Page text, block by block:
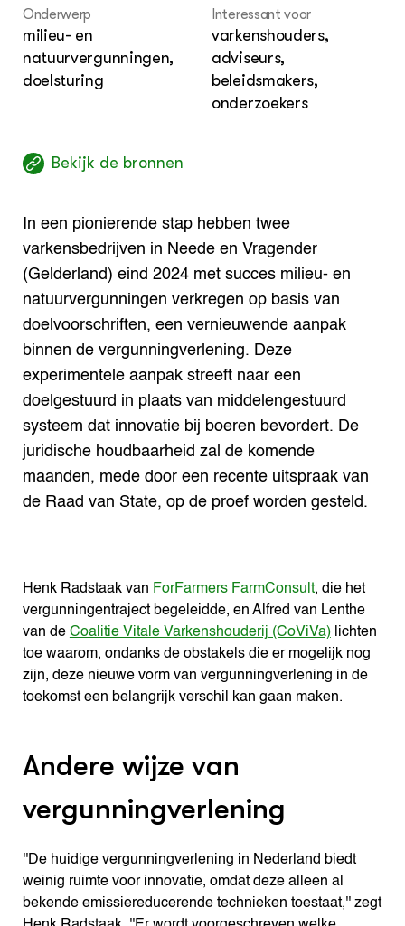
Onderwerp
milieu- en
natuurvergunningen,
doelsturing
Interessant voor
varkenshouders,
adviseurs,
beleidsmakers,
onderzoekers
Bekijk de bronnen
In een pionierende stap hebben twee
varkensbedrijven in Neede en Vragender
(Gelderland) eind 2024 met succes milieu- en
natuurvergunningen verkregen op basis van
doelvoorschriften, een vernieuwende aanpak
binnen de vergunningverlening. Deze
experimentele aanpak streeft naar een
doelgestuurd in plaats van middelengestuurd
systeem dat innovatie bij boeren bevordert. De
juridische houdbaarheid zal de komende
maanden, mede door een recente uitspraak van
de Raad van State, op de proef worden gesteld.
Henk Radstaak van ForFarmers FarmConsult, die het
vergunningentraject begeleidde, en Alfred van Lenthe
van de Coalitie Vitale Varkenshouderij (CoViVa)lichten
toe waarom, ondanks de obstakels die er mogelijk nog
zijn, deze nieuwe vorm van vergunningverlening in de
toekomst een belangrijk verschil kan gaan maken.
Andere wijze van
vergunningverlening
''De huidige vergunningverlening in Nederland biedt
weinig ruimte voor innovatie, omdat deze alleen al
bekende emissiereducerende technieken toestaat,'' zegt